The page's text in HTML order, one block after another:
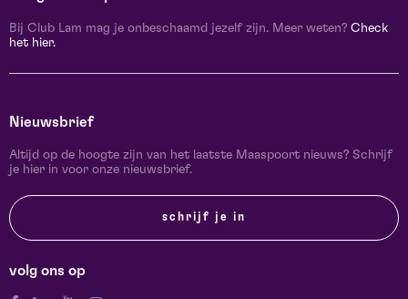
Bij Club Lam mag je onbeschaamd jezelf zijn. Meer weten? Check
het hier.
Nieuwsbrief
Altijd op de hoogte zijn van het laatste Maaspoort nieuws? Schrijf
je hier in voor onze nieuwsbrief.
schrijf je in
volg ons op